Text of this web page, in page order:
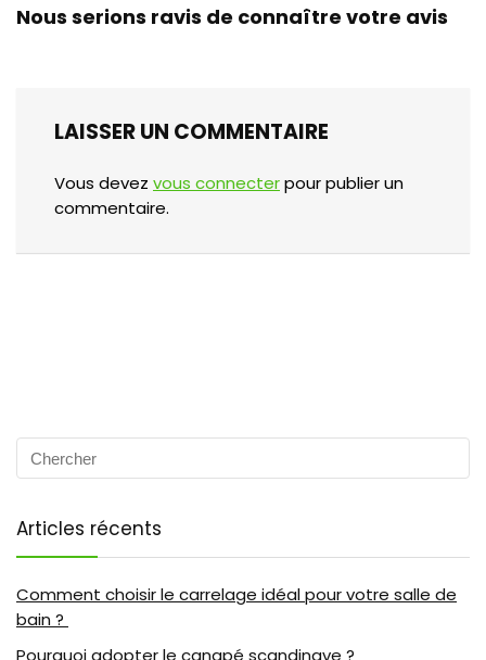
Nous serions ravis de connaître votre avis
LAISSER UN COMMENTAIRE
Vous devez vous connecterpour publier un
commentaire.
Articles récents
Comment choisir le carrelage idéal pour votre salle de
bain ?
Pourquoi adopter le canapé scandinave ?